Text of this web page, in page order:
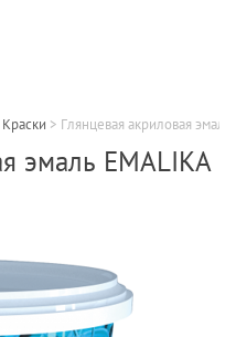
Краски > Глянцевая акриловая
эмаль EMALIKA